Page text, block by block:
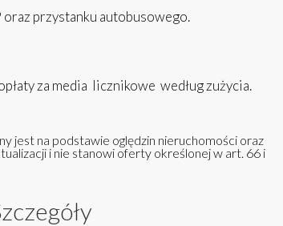
przystanku autobusowego.
za media licznikowe według zużycia.
jest na podstawie oględzin nieruchomości oraz
i nie stanowi oferty określonej w art. 66 i